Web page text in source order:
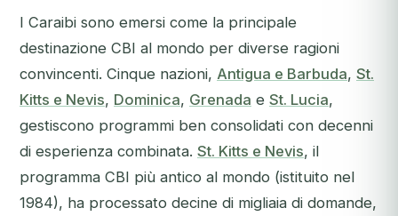
I Caraibi sono emersi come la principale
destinazione CBI al mondo per diverse ragioni
convincenti. Cinque nazioni, Antigua e Barbuda, St.
Kitts e Nevis, Dominica, Grenada e St. Lucia,
gestiscono programmi ben consolidati con decenni
di esperienza combinata. St. Kitts e Nevis, il
programma CBI più antico al mondo (istituito nel
1984), ha processato decine di migliaia di domande,